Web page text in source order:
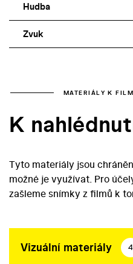
Hudba
Zvuk
MATERIÁLY K
K
Tyto materiály jsou
možné je využívat. Pro
zašleme snímky z filmů k
Vizuální materiály 4